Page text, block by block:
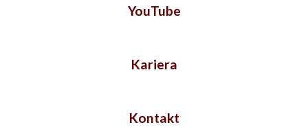
YouTube
Kariera
Kontakt